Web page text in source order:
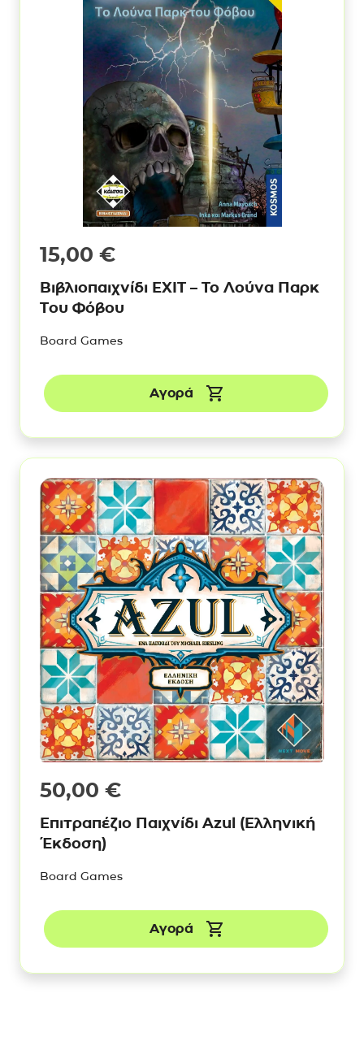
15,00 €
Βιβλιοπαιχνίδι ΕΧΙΤ – To Λούνα Παρκ
Του Φόβου
Board Games
Αγορά
50,00 €
Επιτραπέζιο Παιχνίδι Azul (Ελληνική
Έκδοση)
Board Games
Αγορά